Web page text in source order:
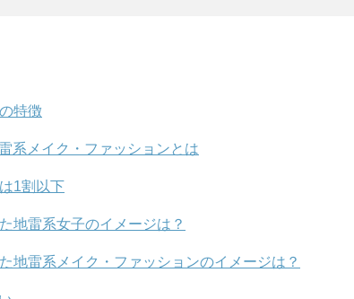
特徴
系メイク・ファッションとは
1割以下
地雷系女子のイメージは？
地雷系メイク・ファッションのイメージは？